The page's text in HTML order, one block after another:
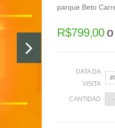
parque Beto
R$799,00o
DATA DA
VISITA
CANTIDAD